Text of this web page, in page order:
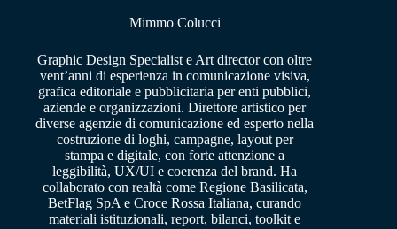
Mimmo Colucci
Graphic Design Specialist e Art director con oltre
vent’anni di esperienza in comunicazione visiva,
grafica editoriale e pubblicitaria per enti pubblici,
aziende e organizzazioni. Direttore artistico per
diverse agenzie di comunicazione ed esperto nella
costruzione di loghi, campagne, layout per
stampa e digitale, con forte attenzione a
leggibilità, UX/UI e coerenza del brand. Ha
collaborato con realtà come Regione Basilicata,
BetFlag SpA e Croce Rossa Italiana, curando
materiali istituzionali, report, bilanci, toolkit e